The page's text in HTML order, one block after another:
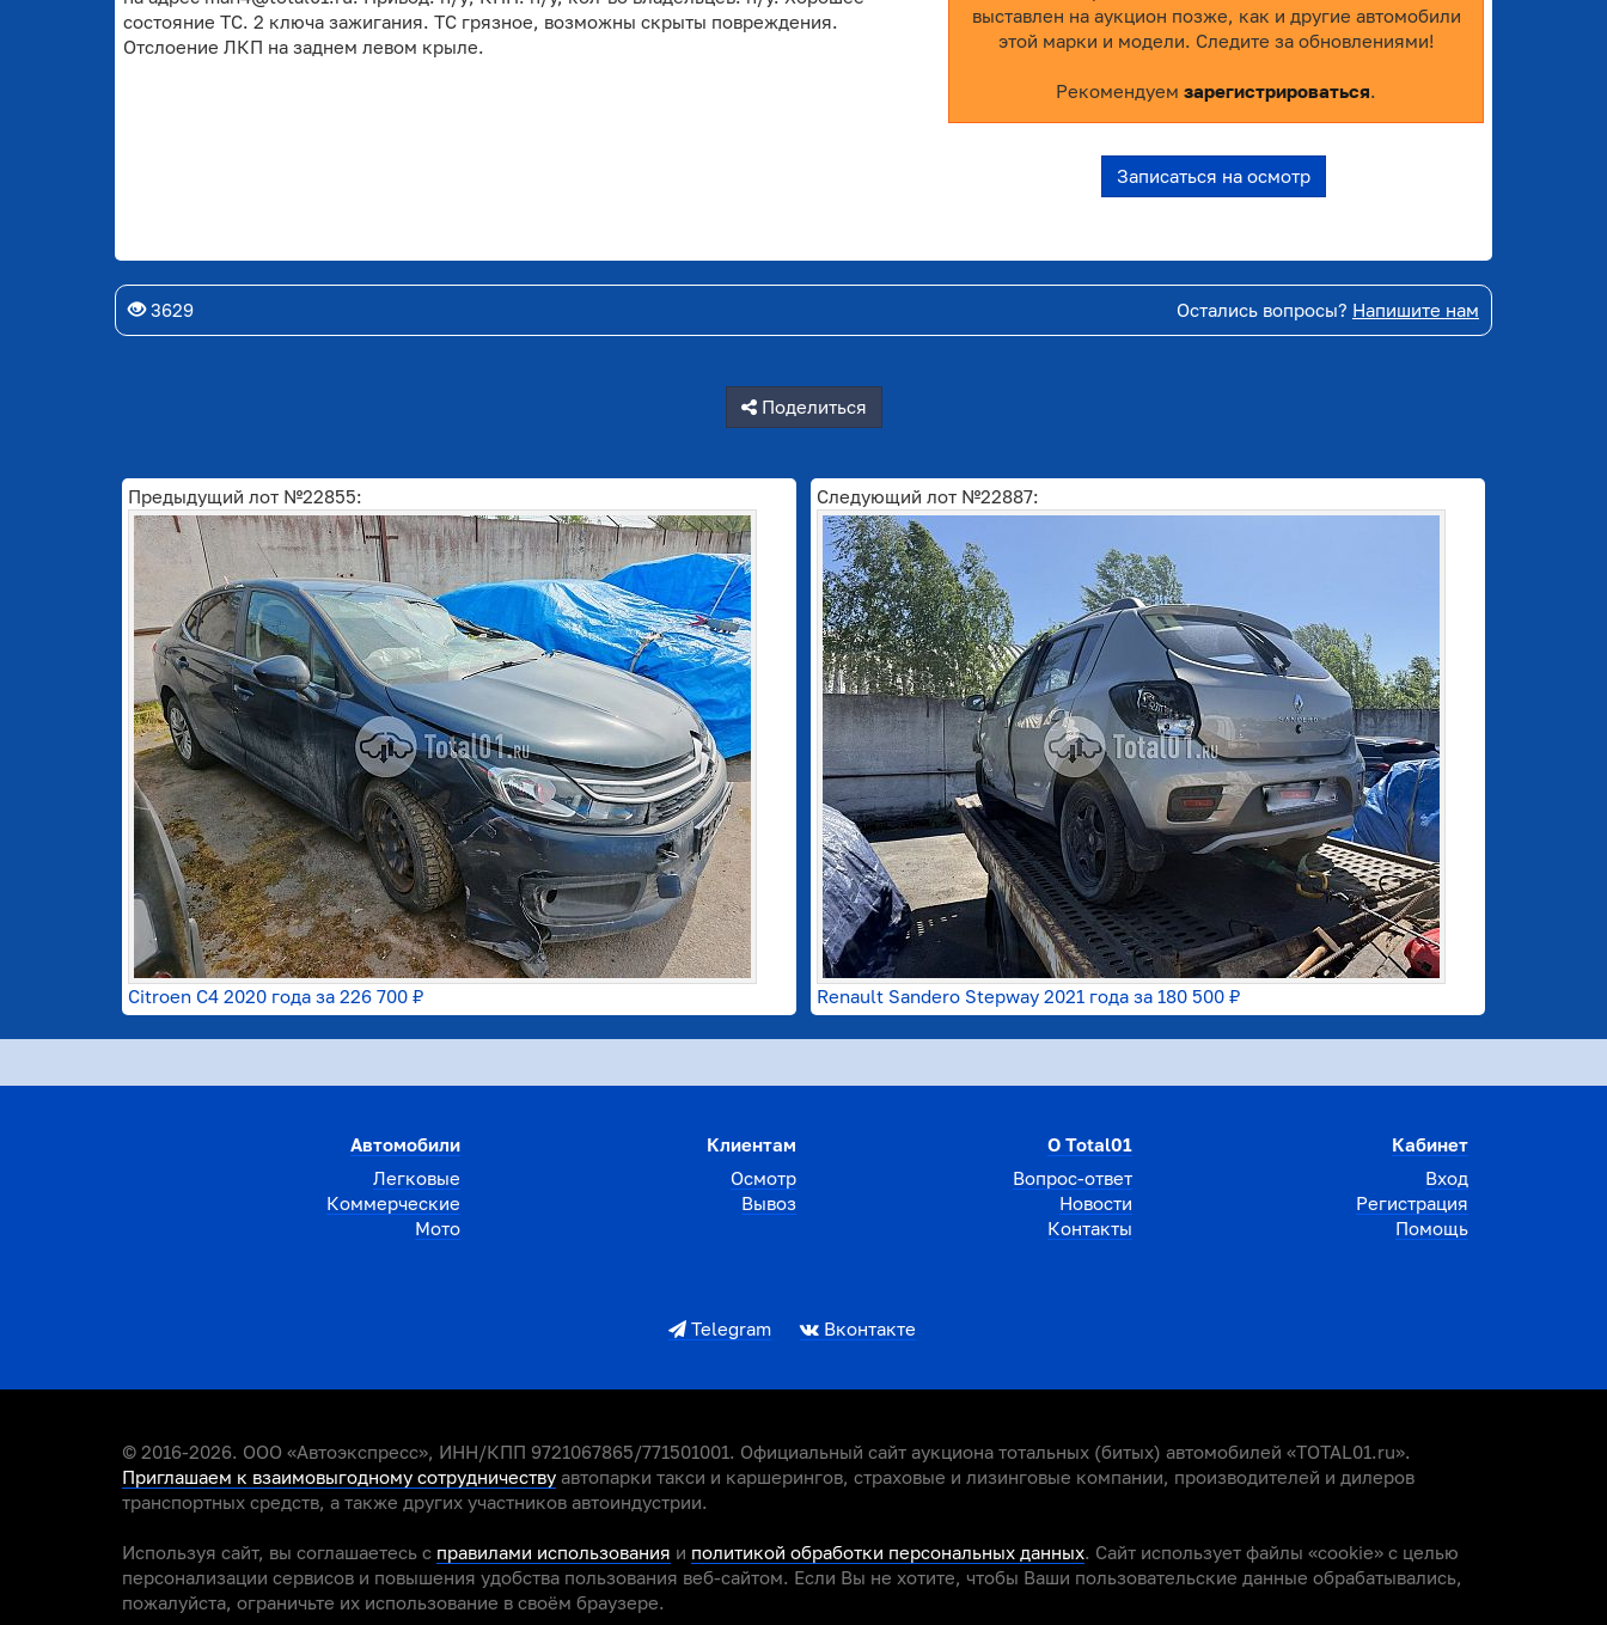
состояние ТС. 2 ключа зажигания. ТС грязное, возможны скрыты повреждения.
Отслоение ЛКП на заднем левом крыле.
выставлен на аукцион позже, как и другие автомобили
этой марки и модели. Следите за обновлениями!
Рекомендуем зарегистрироваться
Записаться на осмотр
3629 Остались вопросы? Напишите нам
Поделиться
Предыдущий лот №22855:
Citroen C4 2020 года за 226 700 ₽
Следующий лот №22887:
Renault Sandero Stepway 2021 года за 180 500 ₽
Автомобили
Легковые
Коммерческие
Мото
Клиентам
Осмотр
Вывоз
О Total01
Вопрос-ответ
Новости
Контакты
Кабинет
Вход
Регистрация
Помощь
Telegram Вконтакте
© 2016-2026. ООО «Автоэкспресс», ИНН/КПП 9721067865/771501001. Официальный сайт аукциона тотальных (битых) автомобилей «TOTAL01.ru».
Приглашаем к взаимовыгодному сотрудничеству автопарки такси и каршерингов, страховые и лизинговые компании, производителей и дилеров
транспортных средств, а также других участников автоиндустрии.
Используя сайт, вы соглашаетесь с правилами использования и политикой обработки персональных данных. Сайт использует файлы «cookie» с целью
персонализации сервисов и повышения удобства пользования веб-сайтом. Если Вы не хотите, чтобы Ваши пользовательские данные обрабатывались,
пожалуйста, ограничьте их использование в своём браузере.